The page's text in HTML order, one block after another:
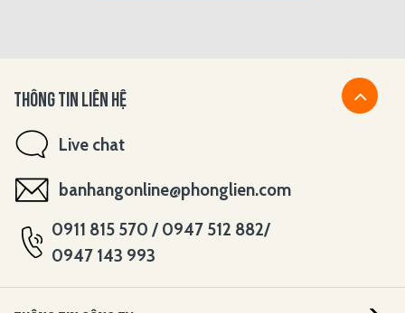
THÔNG TIN LIÊN HỆ
Live chat
banhangonline@phonglien.com
0911 815 570 / 0947 512 882/
0947 143 993